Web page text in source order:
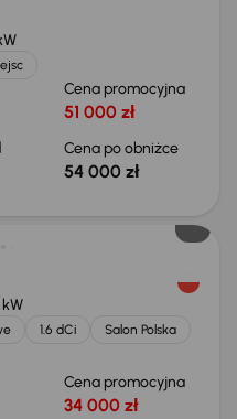
Cena promocyjna
51 000 zł
Cena po obniżce
54 000 zł
1.6 dCi
Salon Polska
Cena promocyjna
34 000 zł